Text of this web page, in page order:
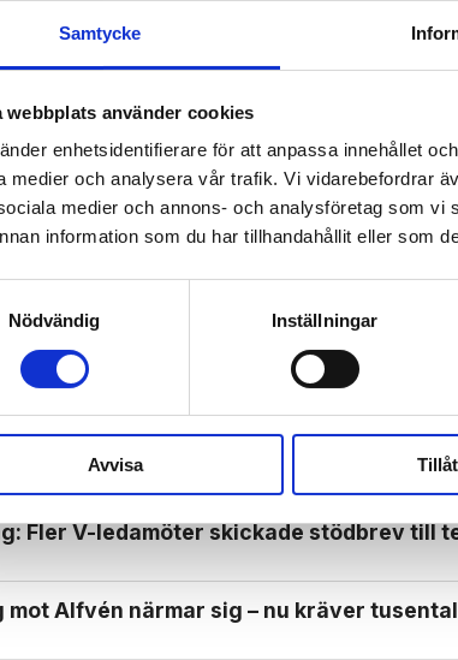
Samtycke
webbplats använder cookies
enhetsidentifierare för att anpassa innehållet
medier och analysera vår trafik. Vi vidarebefordrar
medier och annons- och analysföretag som
information som du har tillhandahållit eller som
Nödvändig
Inställningar
Avvisa
Redan prenumerant? Logga in
Mina Sidor
saboterar torv­brytning – klättrar upp
Fler V-ledamöter skickade stödbrev till
mot Alfvén närmar sig – nu kräver